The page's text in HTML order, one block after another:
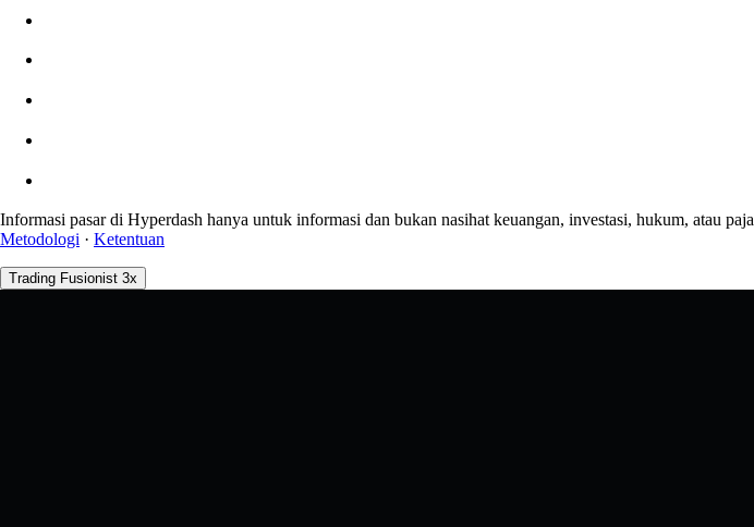
0.0450% / 0.0150%
Informasi pasar di Hyperdash hanya untuk informasi dan bukan nasihat keuangan, investasi, hukum, atau
Metodologi · Ketentuan
Trading Fusionist 3x